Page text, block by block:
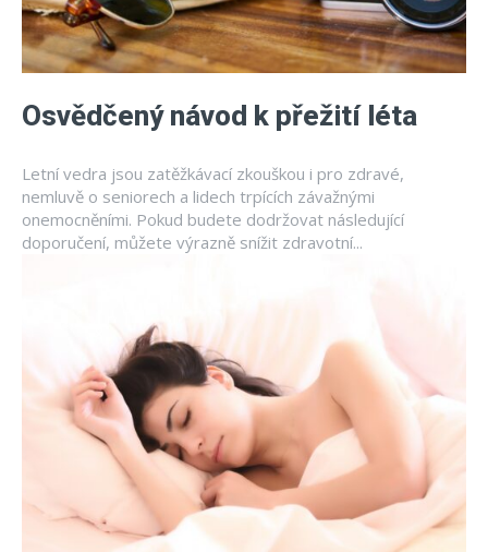
Osvědčený návod k přežití léta
Letní vedra jsou zatěžkávací zkouškou i pro zdravé,
nemluvě o seniorech a lidech trpících závažnými
onemocněními. Pokud budete dodržovat následující
doporučení, můžete výrazně snížit zdravotní...